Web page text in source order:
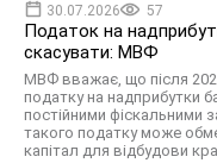
30.07.2026 57
Податок на
скасувати: МВФ
МВФ вважає, що після
податку на надприбутки
постійними фіскальними
такого податку може
капітал для відбудови